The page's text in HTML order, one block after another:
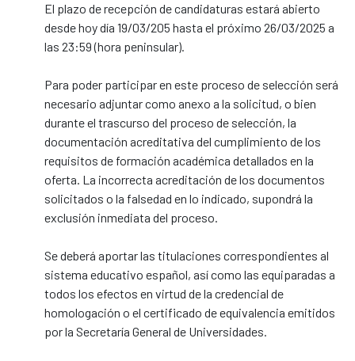
El plazo de recepción de candidaturas estará abierto
desde hoy día 19/03/205 hasta el próximo 26/03/2025 a
las 23:59 (hora peninsular).
Para poder participar en este proceso de selección será
necesario adjuntar como anexo a la solicitud, o bien
durante el trascurso del proceso de selección, la
documentación acreditativa del cumplimiento de los
requisitos de formación académica detallados en la
oferta. La incorrecta acreditación de los documentos
solicitados o la falsedad en lo indicado, supondrá la
exclusión inmediata del proceso.
Se deberá aportar las titulaciones correspondientes al
sistema educativo español, así como las equiparadas a
todos los efectos en virtud de la credencial de
homologación o el certificado de equivalencia emitidos
por la Secretaría General de Universidades.